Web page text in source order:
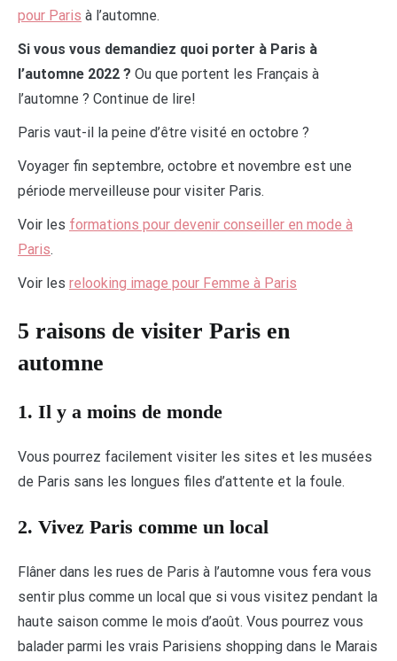
pour Paris à l’automne.
Si vous vous demandiez quoi porter à Paris à
l’automne 2022 ? Ou que portent les Français à
l’automne ? Continue de lire!
Paris vaut-il la peine d’être visité en octobre ?
Voyager fin septembre, octobre et novembre est une
période merveilleuse pour visiter Paris.
Voir les formations pour devenir conseiller en mode à
Paris.
Voir les relooking image pour Femme à Paris
5 raisons de visiter Paris en
automne
1. Il y a moins de monde
Vous pourrez facilement visiter les sites et les musées
de Paris sans les longues files d’attente et la foule.
2. Vivez Paris comme un local
Flâner dans les rues de Paris à l’automne vous fera vous
sentir plus comme un local que si vous visitez pendant la
haute saison comme le mois d’août. Vous pourrez vous
balader parmi les vrais Parisiens shopping dans le Marais